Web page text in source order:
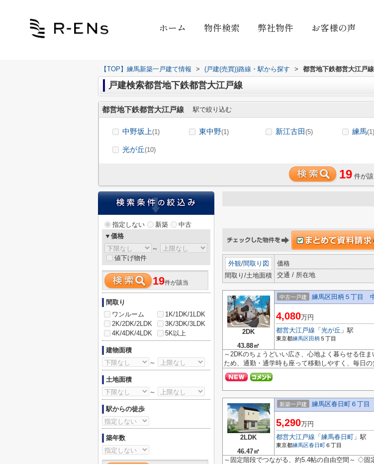
ホーム 物件検索 弊社物件 お客様の声
【TOP】練馬新築一戸建て情報 > (戸建(売買))路線・駅から探す > 都営地下鉄都営大江戸
戸建検索都営地下鉄都営大江戸線
都営地下鉄都営大江戸線 駅で絞り込む
中野坂上(1) 東中野(1) 新江古田(5) 練馬(1)
光が丘(10)
19 件が該
外観/間取り図
間取り/土地面積
価格
交通 / 所在地
2DK
43.88㎡
中古一戸建 練馬区田柄５丁目
4,080万円
都営大江戸線 「 光が丘 」駅
東京都練馬区田柄 ５丁目
～2DKのちょうどいい広さ、心地よく暮らせる
ため、通勤・通学時も座って移動しやすく、毎日
2LDK
46.47㎡
新築一戸建 練馬区春日町６丁
5,290万円
都営大江戸線 「 練馬春日町 」駅
東京都練馬区春日町６丁目
～固定階段でつながる、約5.4帖の自由空間～ ◇
指定しない 新築
中古
▼価格
～
値下げ物件
19件が該当
間取り
ワンルーム
1K/1DK/1LDK
2K/2DK/2LDK
3K/3DK/3LDK
4K/4DK/4LDK
5K以上
建物面積
～
土地面積
～
駅からの徒歩
築年数